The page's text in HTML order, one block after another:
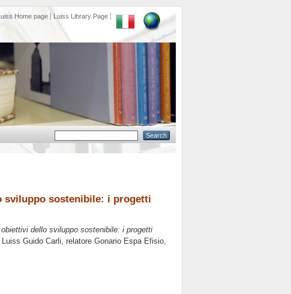
Home page Luiss Library Page
sviluppo sostenibile: i progetti
dello sviluppo sostenibile: i progetti
Luiss Guido Carli, relatore Gonario Espa Efisio,